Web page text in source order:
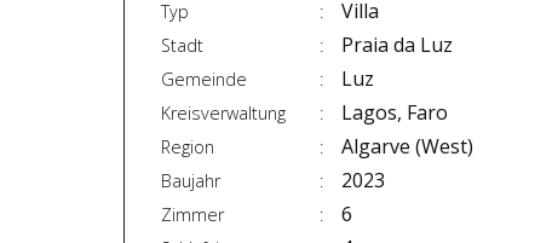
Typ Villa
Stadt Praia da Luz
Gemeinde Luz
Kreisverwaltung Lagos, Faro
Region Algarve (West)
Baujahr 2023
Zimmer 6